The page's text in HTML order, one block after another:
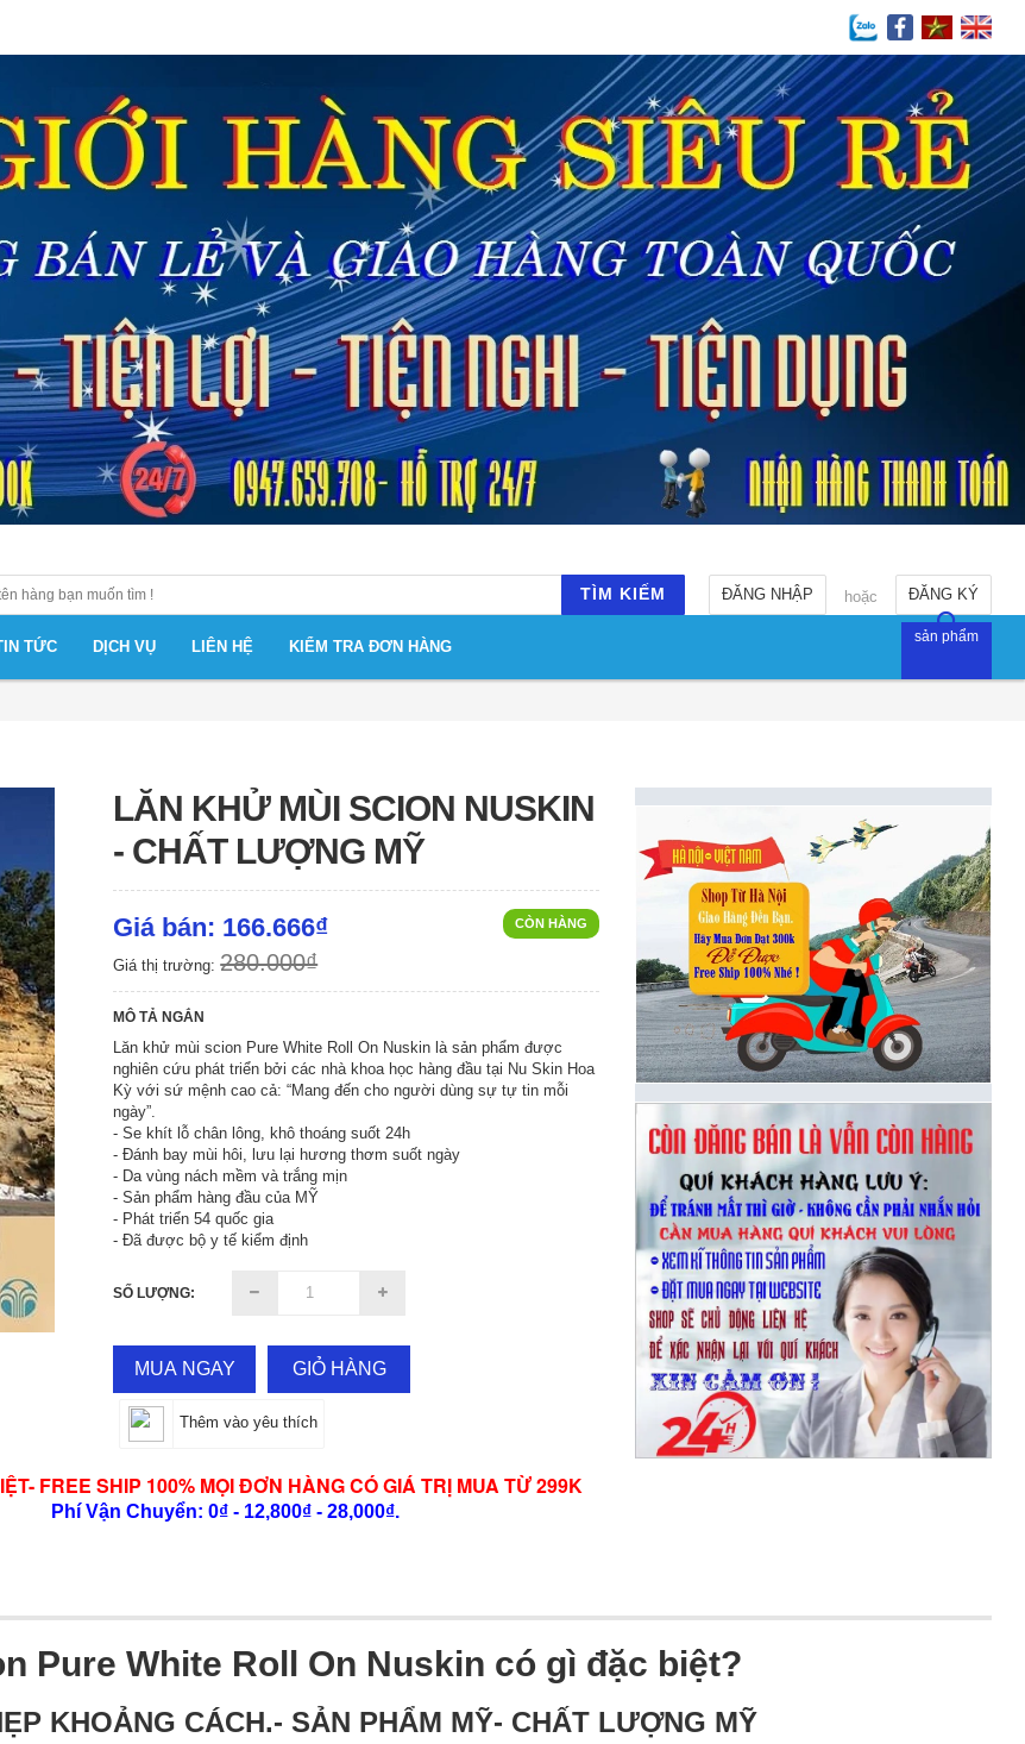
ĐĂNG KÝ
hoặc
ĐĂNG NHẬP
TÌM KIẾM
TỨC DỊCH VỤ LIÊN HỆ KIỂM TRA ĐƠN HÀNG
sản phẩm
LĂN KHỬ MÙI SCION NUSKIN
- CHẤT LƯỢNG MỸ
CÒN HÀNG
Giá bán: 166.666₫
Giá thị trường:280.000₫
MÔ TẢ NGẮN
Lăn khử mùi scion Pure White Roll On Nuskin là sản phẩm được
nghiên cứu phát triển bởi các nhà khoa học hàng đầu tại Nu Skin Hoa
Kỳ với sứ mệnh cao cả: “Mang đến cho người dùng sự tự tin mỗi
ngày”.
- Se khít lỗ chân lông, khô thoáng suốt 24h
- Đánh bay mùi hôi, lưu lại hương thơm suốt ngày
- Da vùng nách mềm và trắng mịn
- Sản phẩm hàng đầu của MỸ
- Phát triển 54 quốc gia
- Đã được bộ y tế kiểm định
SỐ LƯỢNG:
MUA NGAY GIỎ HÀNG
Thêm vào yêu thích
FREE SHIP 100% MỌI ĐƠN HÀNG CÓ GIÁ TRỊ MUA TỪ 299K
Phí Vận Chuyển: 0₫ - 12,800₫ - 28,000₫.
Pure White Roll On Nuskin có gì đặc biệt?
KHOẢNG CÁCH.- SẢN PHẨM MỸ- CHẤT LƯỢNG MỸ